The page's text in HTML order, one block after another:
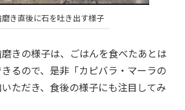
き直後に石を吐き出す様子
きの様子は、ごはんを食べたあとは
るので、是非「カピバラ・マーラの
ただき、食後の様子にも注目してみ